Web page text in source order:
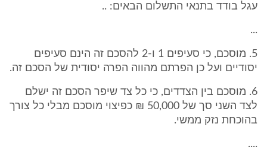
עגל בודד בתנאי התשלום הבאים: ..
...
5. מוסכם, כי סעיפים 1 ו-2 להסכם זה הינם סעיפים
יסודיים ועל כן הפרתם מהווה הפרה יסודית של הסכם זה.
6. מוסכם בין הצדדים, כי כל צד שיפר הסכם זה ישלם
לצד השני סך של 50,000 ₪ כפיצוי מוסכם מבלי כל צורך
בהוכחת נזק ממשי.
....